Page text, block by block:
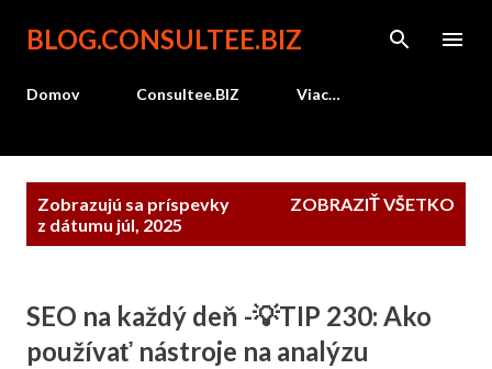
Preskočiť na hlavný obsah
BLOG.CONSULTEE.BIZ
Domov Consultee.BIZ Viac…
Zobrazujú sa príspevky
z dátumu júl, 2025
ZOBRAZIŤ VŠETKO
SEO na každý deň -💡TIP 230: Ako
používať nástroje na analýzu